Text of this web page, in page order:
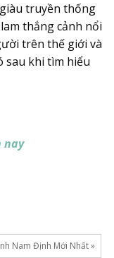
truyền thống
thắng cảnh nổi
trên thế giới và
sau khi tìm hiểu
nay
Nam Định Mới Nhất »